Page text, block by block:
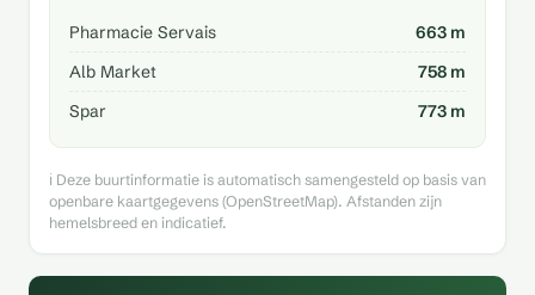
Pharmacie Servais
663 m
Alb Market
758 m
Spar
773 m
ℹ️ Deze buurtinformatie is automatisch samengesteld op basis van
openbare kaartgegevens (OpenStreetMap). Afstanden zijn
hemelsbreed en indicatief.